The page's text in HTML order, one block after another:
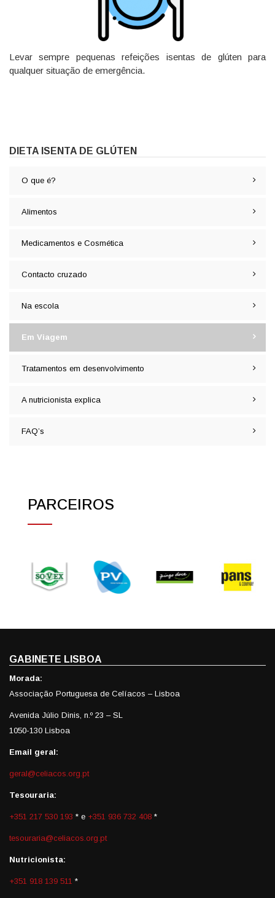
Levar sempre pequenas refeições isentas de glúten para
qualquer situação de emergência.
DIETA ISENTA DE GLÚTEN
O que é?
Alimentos
Medicamentos e Cosmética
Contacto cruzado
Na escola
Em Viagem
Tratamentos em desenvolvimento
A nutricionista explica
FAQ’s
PARCEIROS
GABINETE LISBOA
Morada:
Associação Portuguesa de Celíacos – Lisboa
Avenida Júlio Dinis, n.º 23 – SL
1050-130 Lisboa
Email geral:
geral@celiacos.org.pt
Tesouraria:
+351 217 530 193 * e +351 936 732 408 *
tesouraria@celiacos.org.pt
Nutricionista:
+351 918 139 511 *